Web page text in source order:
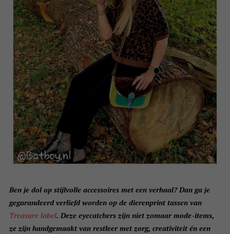
Ben je dol op stijlvolle accessoires met een verhaal? Dan ga je
gegarandeerd verliefd worden op de dierenprint tassen van
Treasure label. Deze eyecatchers zijn niet zomaar mode-items,
ze zijn handgemaakt van restleer met zorg, creativiteit én een